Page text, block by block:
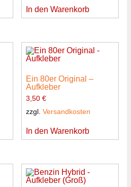
In den Warenkorb
Ein 80er Original –
Aufkleber
3,50 €
zzgl. Versandkosten
In den Warenkorb